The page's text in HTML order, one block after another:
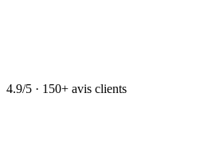
4.9/5 · 150+ avis clients